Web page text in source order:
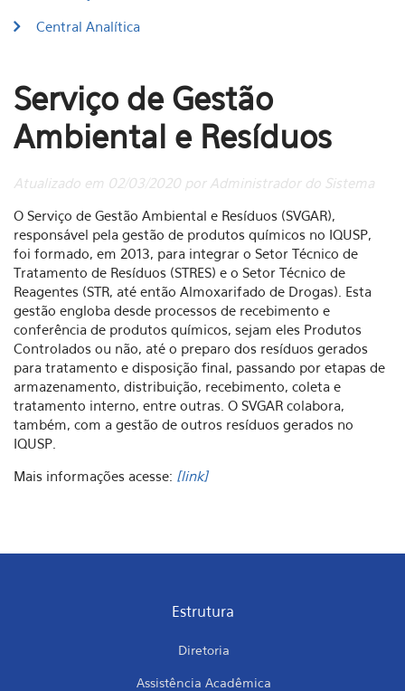
Central Analítica
Serviço de Gestão
Ambiental e Resíduos
Atualizado em 02/03/2020 por Administrador do Sistema
O Serviço de Gestão Ambiental e Resíduos (SVGAR),
responsável pela gestão de produtos químicos no IQUSP,
foi formado, em 2013, para integrar o Setor Técnico de
Tratamento de Resíduos (STRES) e o Setor Técnico de
Reagentes (STR, até então Almoxarifado de Drogas). Esta
gestão engloba desde processos de recebimento e
conferência de produtos químicos, sejam eles Produtos
Controlados ou não, até o preparo dos resíduos gerados
para tratamento e disposição final, passando por etapas de
armazenamento, distribuição, recebimento, coleta e
tratamento interno, entre outras. O SVGAR colabora,
também, com a gestão de outros resíduos gerados no
IQUSP.
Mais informações acesse: [link]
Estrutura
Diretoria
Assistência Acadêmica